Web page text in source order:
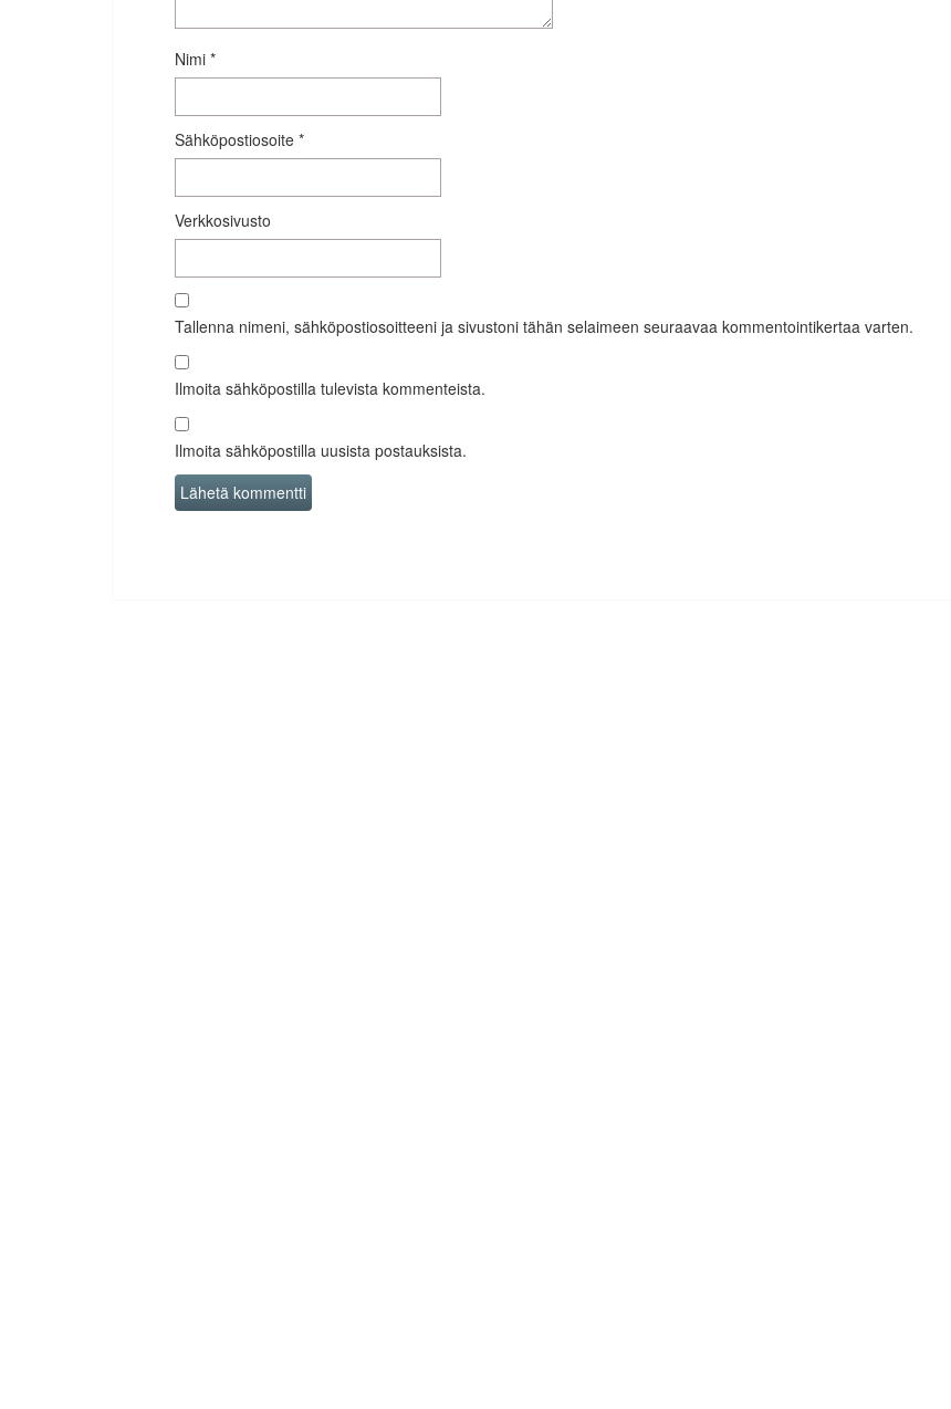
Nimi *
Sähköpostiosoite *
Verkkosivusto
Tallenna nimeni, sähköpostiosoitteeni ja sivustoni tähän selaimeen seuraavaa kommentointikertaa varten.
Ilmoita sähköpostilla tulevista kommenteista.
Ilmoita sähköpostilla uusista postauksista.